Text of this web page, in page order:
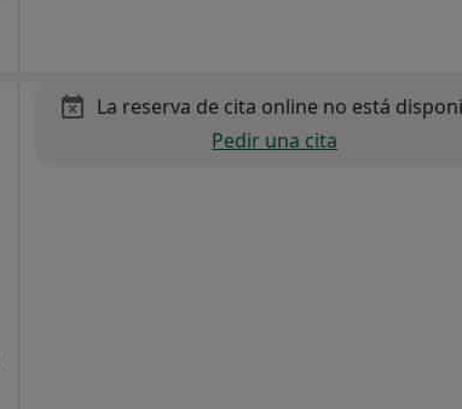
La reserva de cita online no está
Pedir una cita